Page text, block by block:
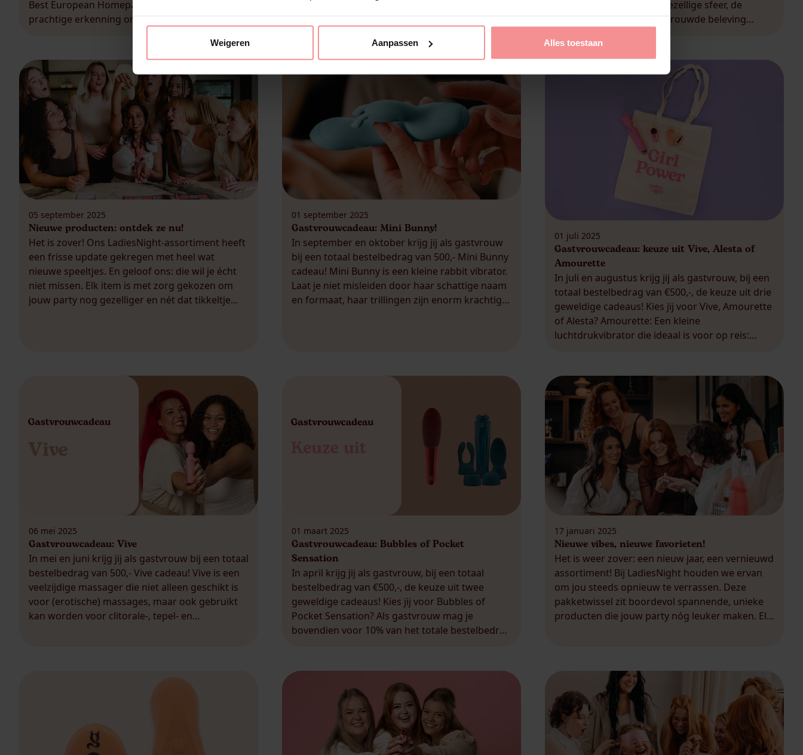
Weigeren Aanpassen Alles toestaan
Best European Homeparty Company 2025. Deze
prachtige erkenning onderstreept de kracht van
dan 20 jaar vrouwen in Nederland en België
inspireren.Bij LadiesNight draait alles om plezier,
zelfvertrouwen en openheid: […]
namelijk Rose cadeau. Rose is een
uiterlijk, want haar pulsaties zijn allesbehalve
braaf… Dit cadeautje wil je echt […]
verandert er weinig: de gezellige sfeer, de
intieme setting en de vertrouwde beleving
en service waar LadiesNight al jaren om
bekendstaat. Een LadiesNight Homeparty staat
garant voor: Of […]
05 september 2025
Nieuwe producten: ontdek ze nu!
Het is zover! Ons LadiesNight-assortiment heeft
een frisse update gekregen met heel wat
nieuwe speeltjes. En geloof ons: die wil je écht
niet missen. Elk item is met zorg gekozen om
jouw party nog gezelliger en nét dat tikkeltje
01 september 2025
Gastvrouwcadeau: Mini Bunny!
In september en oktober krijg jij als gastvrouw
bij een totaal bestelbedrag van 500,- Mini Bunny
cadeau! Mini Bunny is een kleine rabbit vibrator.
Laat je niet misleiden door haar schattige naam
en formaat, haar trillingen zijn enorm krachtig.
01 juli 2025
Gastvrouwcadeau: keuze uit Vive, Alesta of
Amourette
In juli en augustus krijg jij als gastvrouw, bij een
totaal bestelbedrag van €500,-, de keuze uit drie
geweldige cadeaus! Kies jij voor Vive, Amourette
of Alesta? Amourette: Een kleine
luchtdrukvibrator die ideaal is voor op reis:
geschikt is om al jouw erogene […]
06 mei 2025
Gastvrouwcadeau: Vive
In mei en juni krijg jij als gastvrouw bij een totaal
bestelbedrag van 500,- Vive cadeau! Vive is een
veelzijdige massager die niet alleen geschikt is
voor (erotische) massages, maar ook gebruikt
kan worden voor clitorale-, tepel- en
01 maart 2025
Gastvrouwcadeau: Bubbles of Pocket
Sensation
In april krijg jij als gastvrouw, bij een totaal
bestelbedrag van €500,-, de keuze uit twee
geweldige cadeaus! Kies jij voor Bubbles of
Pocket Sensation? Als gastvrouw mag je
bovendien voor 10% van het totale bestelbedrag
17 januari 2025
Nieuwe vibes, nieuwe favorieten!
Het is weer zover: een nieuw jaar, een vernieuwd
assortiment! Bij LadiesNight houden we ervan
om jou steeds opnieuw te verrassen. Deze
pakketwissel zit boordevol spannende, unieke
producten die jouw party nóg leuker maken. Elk